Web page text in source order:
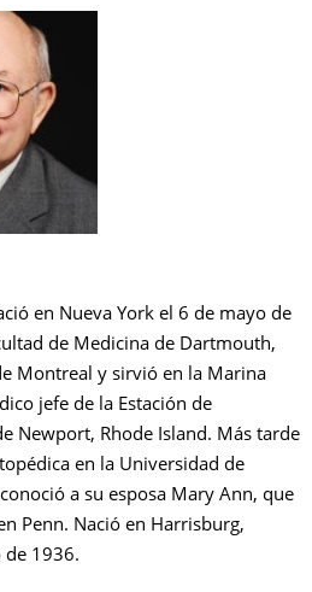
en Nueva York el 6 de mayo de
de Medicina de Dartmouth,
Montreal y sirvió en la Marina
jefe de la Estación de
Newport, Rhode Island. Más tarde
en la Universidad de
a su esposa Mary Ann, que
Penn. Nació en Harrisburg,
de 1936.